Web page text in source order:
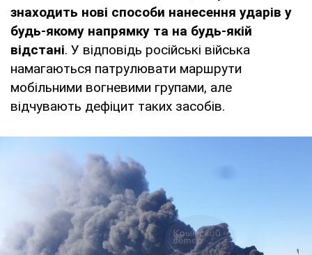
знаходить нові способи нанесення ударів у
будь-якому напрямку та на будь-якій
відстані. У відповідь російські війська
намагаються патрулювати маршрути
мобільними вогневими групами, але
відчувають дефіцит таких засобів.